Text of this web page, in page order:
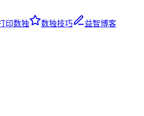
印数独 数独技巧
益智博客